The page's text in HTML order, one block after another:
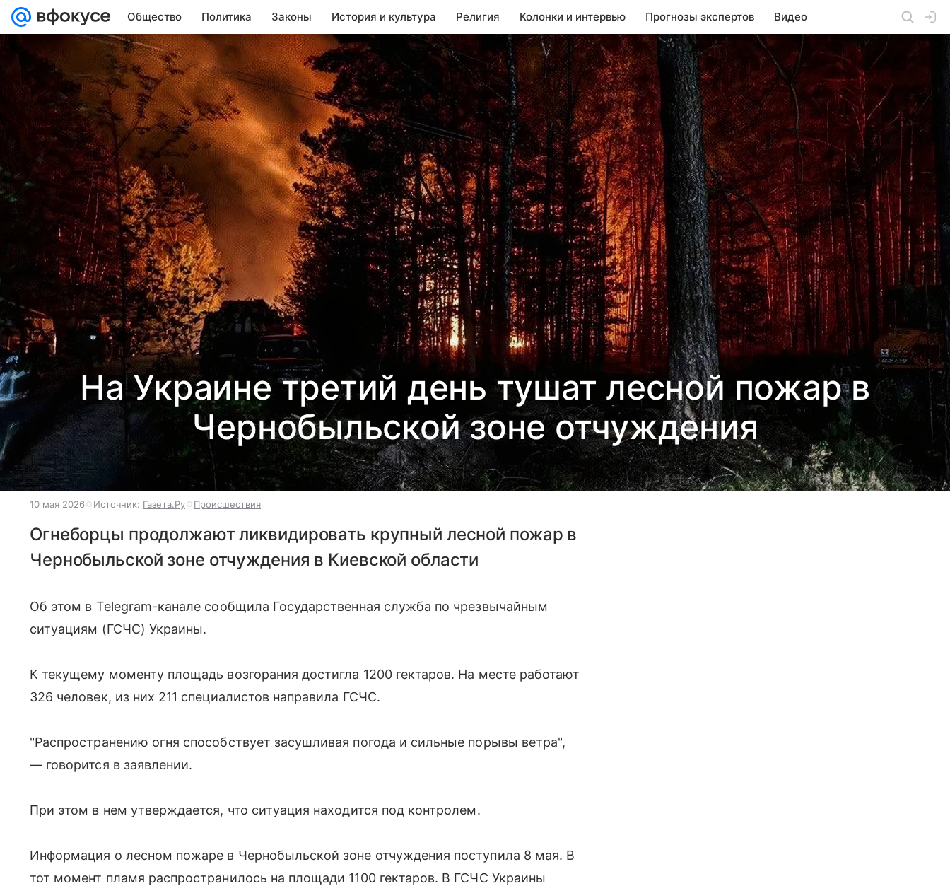
Общество Политика Законы История и культура Религия Колонки и интервью Прогнозы экспертов Видео
На Украине третий день тушат лесной пожар в
Чернобыльской зоне отчуждения
10 мая 2026 Источник: Газета.Ру Происшествия
Огнеборцы продолжают ликвидировать крупный лесной пожар в
Чернобыльской зоне отчуждения в Киевской области
Об этом в Telegram-канале сообщила Государственная служба по чрезвычайным
ситуациям (ГСЧС) Украины.
К текущему моменту площадь возгорания достигла 1200 гектаров. На месте работают
326 человек, из них 211 специалистов направила ГСЧС.
"Распространению огня способствует засушливая погода и сильные порывы ветра",
— говорится в заявлении.
При этом в нем утверждается, что ситуация находится под контролем.
Информация о лесном пожаре в Чернобыльской зоне отчуждения поступила 8 мая. В
тот момент пламя распространилось на площади 1100 гектаров. В ГСЧС Украины